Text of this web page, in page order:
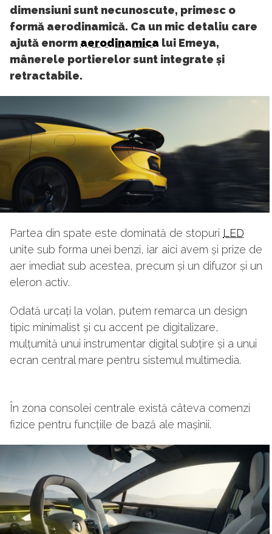
dimensiuni sunt necunoscute, primesc o
formă aerodinamică. Ca un mic detaliu care
ajută enorm aerodinamica lui Emeya,
mânerele portierelor sunt integrate și
retractabile.
Partea din spate este dominată de stopuri LED
unite sub forma unei benzi, iar aici avem și prize de
aer imediat sub acestea, precum și un difuzor și un
eleron activ.
Odată urcați la volan, putem remarca un design
tipic minimalist și cu accent pe digitalizare,
mulțumită unui instrumentar digital subțire și a unui
ecran central mare pentru sistemul multimedia.
În zona consolei centrale există câteva comenzi
fizice pentru funcțiile de bază ale mașinii.